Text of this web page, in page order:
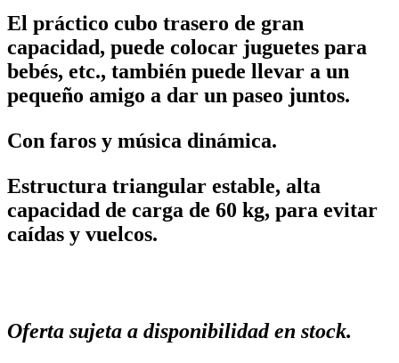
El práctico cubo trasero de gran
capacidad, puede colocar juguetes para
bebés, etc., también puede llevar a un
pequeño amigo a dar un paseo juntos.
Con faros y música dinámica.
Estructura triangular estable, alta
capacidad de carga de 60 kg, para evitar
caídas y vuelcos.
Oferta sujeta a disponibilidad en stock.